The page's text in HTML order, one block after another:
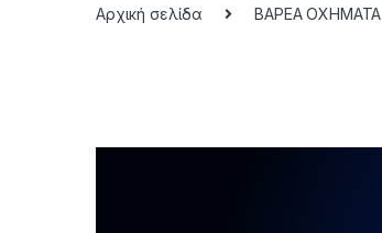
Αρχική σελίδα ΒΑΡΕΑ ΟΧΗΜΑΤΑ